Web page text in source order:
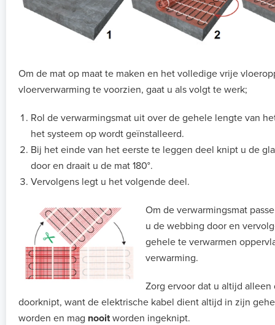
Om de mat op maat te maken en het volledige vrije
vloerverwarming te voorzien, gaat u als volgt te werk;
Rol de verwarmingsmat uit over de gehele lengte van
het systeem op wordt geïnstalleerd.
Bij het einde van het eerste te leggen deel knipt u de
door en draait u de mat 180°.
Vervolgens legt u het volgende deel.
Om de verwarmingsmat
u de webbing door en
gehele te verwarmen
verwarming.
Zorg ervoor dat u altijd alleen
doorknipt, want de elektrische kabel dient altijd in zijn
worden en mag nooitworden ingeknipt.